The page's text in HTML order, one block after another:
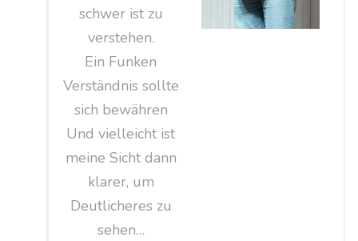
schwer ist zu
verstehen.
Ein Funken
Verständnis sollte
sich bewähren
Und vielleicht ist
meine Sicht dann
klarer, um
Deutlicheres zu
sehen…